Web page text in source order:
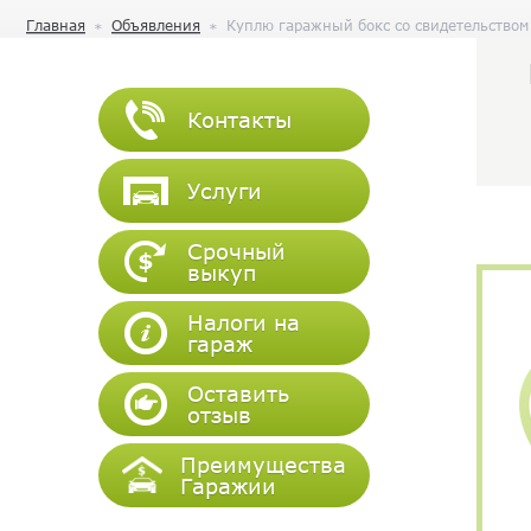
Главная Объявления Куплю гаражный бокс со
Контакты
Услуги
Срочный
выкуп
Налоги на
гараж
Оставить
отзыв
Преимущества
Гаражии